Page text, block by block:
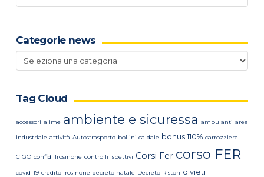
news
Categorie news
Categorie
news
Tag Cloud
accessori alime ambiente e sicuressa ambulanti area
industriale attività Autostrasporto bollini caldaie bonus 110% carrozziere
CIGO confidi frosinone controlli ispettivi Corsi Fer corso FER
covid-19 credito frosinone decreto natale Decreto Ristori divieti